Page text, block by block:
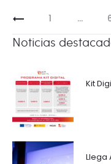
de
1 …
Noticias
Kit
Llega